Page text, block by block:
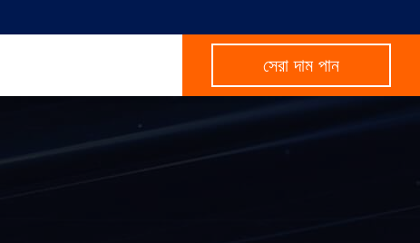
সেরা দাম পান